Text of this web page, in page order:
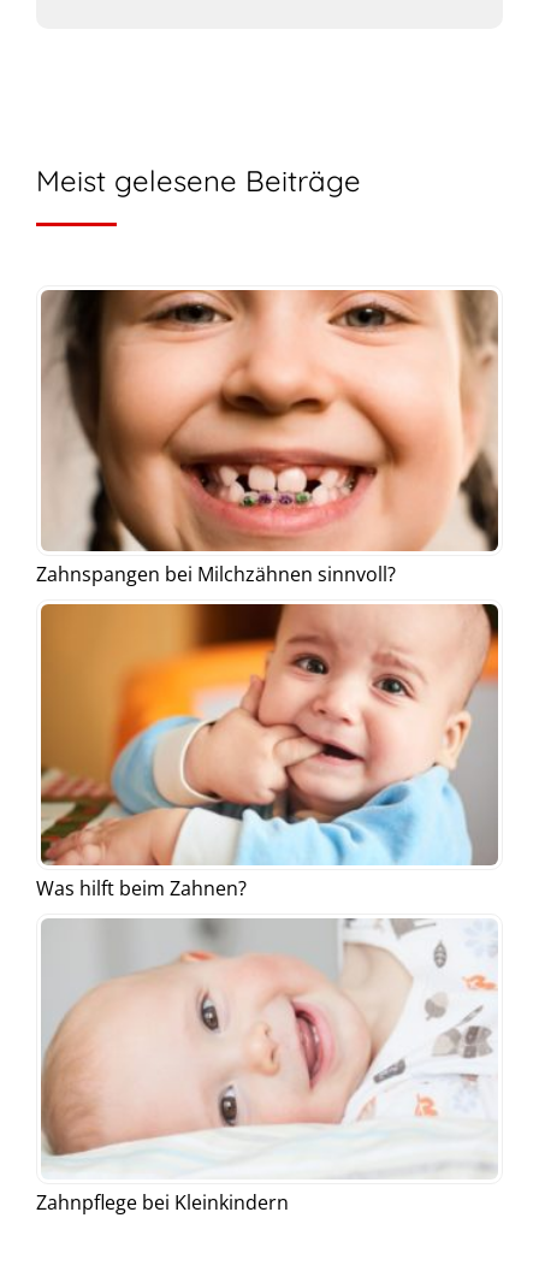
Meist gelesene Beiträge
Zahnspangen bei Milchzähnen sinnvoll?
Was hilft beim Zahnen?
Zahnpflege bei Kleinkindern